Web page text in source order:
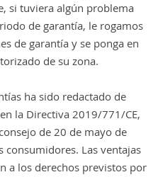
si tuviera algún problema
de garantía, le rogamos
de garantía y se ponga en
de su zona.
ha sido redactado de
la Directiva 2019/771/CE,
de 20 de mayo de
consumidores. Las ventajas
a los derechos previstos por